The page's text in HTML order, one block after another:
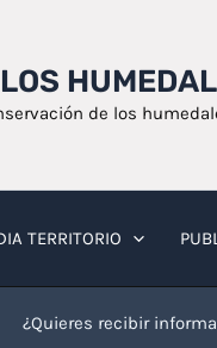
de los
TERRITORIO
¿Quieres recibir